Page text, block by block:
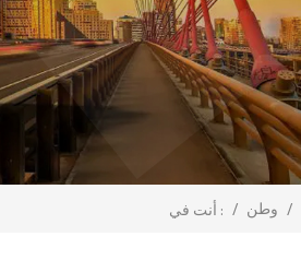
أنت في : / وطن /